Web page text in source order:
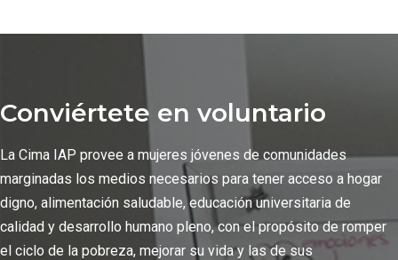
Conviértete en voluntario
La Cima IAP provee a mujeres jóvenes de comunidades
marginadas los medios necesarios para tener acceso a hogar
digno, alimentación saludable, educación universitaria de
calidad y desarrollo humano pleno, con el propósito de romper
el ciclo de la pobreza, mejorar su vida y las de sus